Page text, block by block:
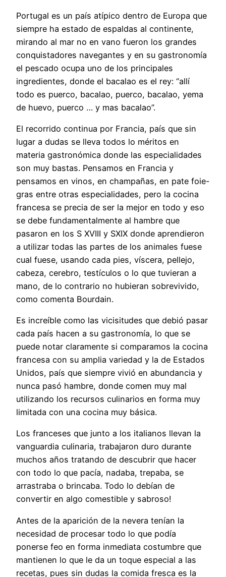
Portugal es un país atípico dentro de Europa que
siempre ha estado de espaldas al continente,
mirando al mar no en vano fueron los grandes
conquistadores navegantes y en su gastronomía
el pescado ocupa uno de los principales
ingredientes, donde el bacalao es el rey: “allí
todo es puerco, bacalao, puerco, bacalao, yema
de huevo, puerco … y mas bacalao”.
El recorrido continua por Francia, país que sin
lugar a dudas se lleva todos lo méritos en
materia gastronómica donde las especialidades
son muy bastas. Pensamos en Francia y
pensamos en vinos, en champañas, en pate foie-
gras entre otras especialidades, pero la cocina
francesa se precia de ser la mejor en todo y eso
se debe fundamentalmente al hambre que
pasaron en los S XVIII y SXIX donde aprendieron
a utilizar todas las partes de los animales fuese
cual fuese, usando cada pies, víscera, pellejo,
cabeza, cerebro, testículos o lo que tuvieran a
mano, de lo contrario no hubieran sobrevivido,
como comenta Bourdain.
Es increíble como las vicisitudes que debió pasar
cada país hacen a su gastronomía, lo que se
puede notar claramente si comparamos la cocina
francesa con su amplia variedad y la de Estados
Unidos, país que siempre vivió en abundancia y
nunca pasó hambre, donde comen muy mal
utilizando los recursos culinarios en forma muy
limitada con una cocina muy básica.
Los franceses que junto a los italianos llevan la
vanguardia culinaria, trabajaron duro durante
muchos años tratando de descubrir que hacer
con todo lo que pacía, nadaba, trepaba, se
arrastraba o brincaba. Todo lo debían de
convertir en algo comestible y sabroso!
Antes de la aparición de la nevera tenían la
necesidad de procesar todo lo que podía
ponerse feo en forma inmediata costumbre que
mantienen lo que le da un toque especial a las
recetas, pues sin dudas la comida fresca es la